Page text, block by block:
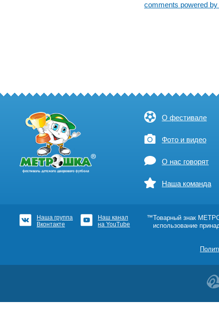
comments powered
О фестивале
Фото и видео
О нас говорят
Наша команда
Наша группа
Вконтакте
Наш канал
на YouTube
™Товарный знак
использование